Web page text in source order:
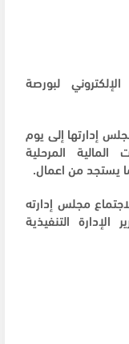
لبورصة
إدارتها إلى يوم
البيانات المالية المرحلية
يستجد من اعمال.
06/2026 موعداً لاجتماع مجلس إدارته
الإدارة التنفيذية